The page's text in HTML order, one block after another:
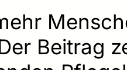
Beitrag